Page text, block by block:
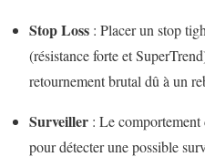
Stop Loss : Placer un stop
(résistance forte et
retournement brutal dû à un
Surveiller : Le
pour détecter une possible